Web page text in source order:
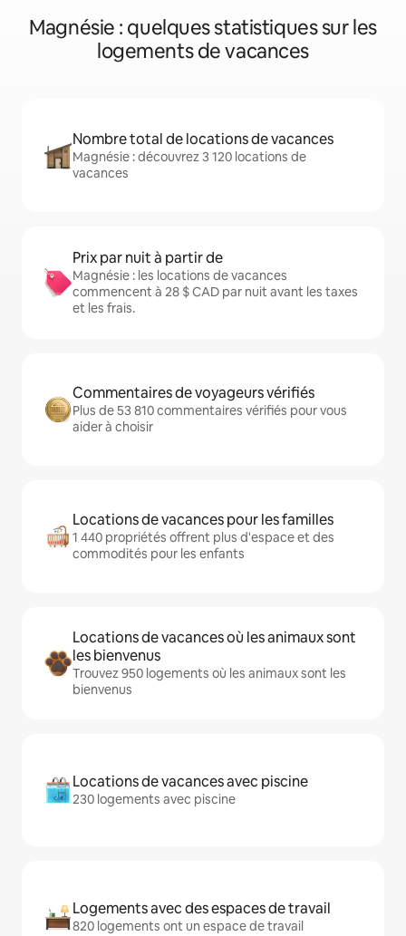
Magnésie : quelques statistiques sur les
logements de vacances
Nombre total de locations de vacances
Magnésie : découvrez 3 120 locations de
vacances
Prix par nuit à partir de
Magnésie : les locations de vacances
commencent à 28 $ CAD par nuit avant les taxes
et les frais.
Commentaires de voyageurs vérifiés
Plus de 53 810 commentaires vérifiés pour vous
aider à choisir
Locations de vacances pour les familles
1 440 propriétés offrent plus d'espace et des
commodités pour les enfants
Locations de vacances où les animaux sont
les bienvenus
Trouvez 950 logements où les animaux sont les
bienvenus
Locations de vacances avec piscine
230 logements avec piscine
Logements avec des espaces de travail
820 logements ont un espace de travail